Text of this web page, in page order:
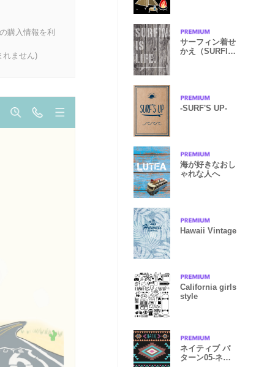
購入情報を利
れません)
サーフィン着せ
かえ（SURFIN
-SURF'S UP-
海が好きなおし
ゃれな人へ
Hawaii Vintage
California girls
style
ネイティブ パ
ターン05-ネオ